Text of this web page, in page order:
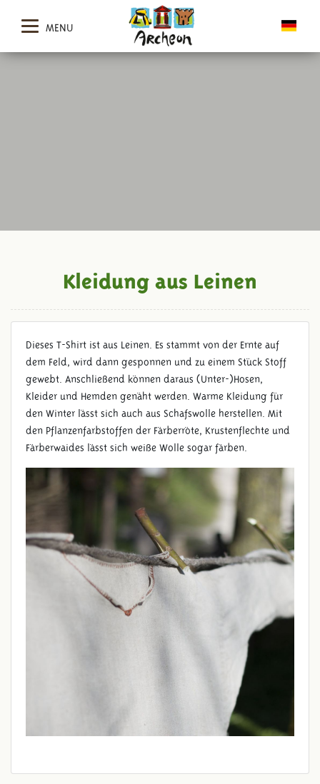
MENU
KLEIDUNG AUS LEINEN
Kleidung aus Leinen
Dieses T-Shirt ist aus Leinen. Es stammt von der Ernte auf
dem Feld, wird dann gesponnen und zu einem Stück Stoff
gewebt. Anschließend können daraus (Unter-)Hosen,
Kleider und Hemden genäht werden. Warme Kleidung für
den Winter lässt sich auch aus Schafswolle herstellen. Mit
den Pflanzenfarbstoffen der Färberröte, Krustenflechte und
Färberwaides lässt sich weiße Wolle sogar färben.